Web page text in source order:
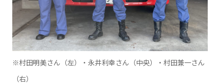
※村田明美さん（左）・永井利幸さん（中央）・村田兼一さん
（右）